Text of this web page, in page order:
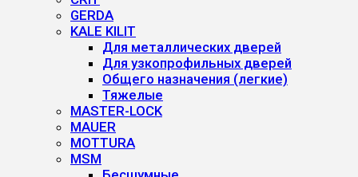
GERDA
KALE KILIT
Для металлических дверей
Для узкопрофильных дверей
Общего назначения (легкие)
Тяжелые
MASTER-LOCK
MAUER
MOTTURA
MSM